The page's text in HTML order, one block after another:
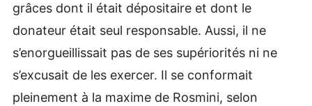
grâces dont il était dépositaire et dont le
donateur était seul responsable. Aussi, il ne
s’enorgueillissait pas de ses supériorités ni ne
s’excusait de les exercer. Il se conformait
pleinement à la maxime de Rosmini, selon